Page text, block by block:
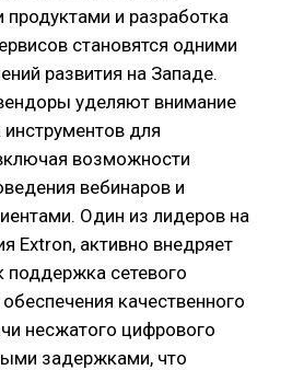
продуктами и разработка
становятся одними
развития на Западе.
уделяют внимание
для
возможности
вебинаров и
Один из лидеров на
Extron, активно внедряет
поддержка сетевого
качественного
несжатого цифрового
задержками, что